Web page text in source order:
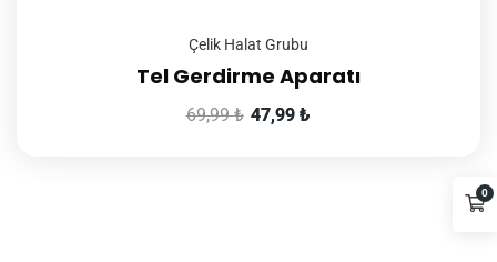
Çelik Halat Grubu
Tel Gerdirme Aparatı
69,99₺ 47,99 ₺
0